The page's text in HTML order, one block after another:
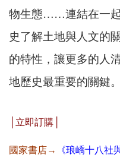
物生態……連結在一
史了解土地與人文的
的特性，讓更多的人
地歷史最重要的關鍵。
│立即訂購│
國家書店→ 《琅嶠十八社